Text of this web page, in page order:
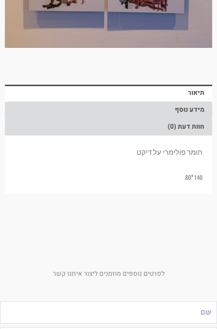
תיאור
מידע נוסף
חוות דעת (0)
חומר פולימרי על דיקט
140*80
לפרטים נוספים מוזמנים ליצור איתנו קשר